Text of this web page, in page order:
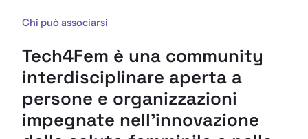
Chi può associarsi
Tech4Fem è una community
interdisciplinare aperta a
persone e organizzazioni
impegnate nell’innovazione